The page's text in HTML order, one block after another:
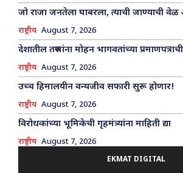
जो राजा जनतेला घाबरला, त्याची जाण्याची
राष्ट्रीय August 7, 2026
देशातील तरुणांना मोहन भागवतांच्या
राष्ट्रीय August 7, 2026
उच्च हिमालयीन वन्यजीव सफारी सुरू होणार!
राष्ट्रीय August 7, 2026
विरोधकांच्या भूमिकेची गृहमंत्र्यांना माहिती द्या
राष्ट्रीय August 7, 2026
EKMAT DIGITAL